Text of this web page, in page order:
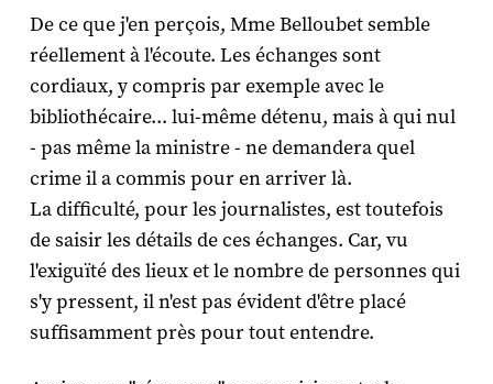
De ce que j'en perçois, Mme Belloubet semble
réellement à l'écoute. Les échanges sont
cordiaux, y compris par exemple avec le
bibliothécaire... lui-même détenu, mais à qui nul
- pas même la ministre - ne demandera quel
crime il a commis pour en arriver là.
La difficulté, pour les journalistes, est toutefois
de saisir les détails de ces échanges. Car, vu
l'exiguïté des lieux et le nombre de personnes qui
s'y pressent, il n'est pas évident d'être placé
suffisamment près pour tout entendre.